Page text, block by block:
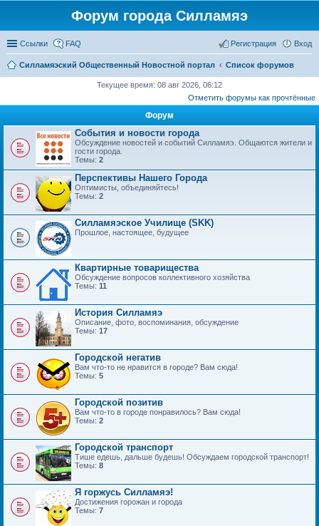
Форум города Силламяэ
Ссылки FAQ Вход
Регистрация
Силламяэский Общественный Новостной портал Список форумов
Текущее время: 08 авг 2026, 06:12
Отметить форумы как прочтённые
Форум
События и новости города
Обсуждение новостей и событий Силламяэ. Общаются жители и
гости города.
Темы: 2
Перспективы Нашего Города
Оптимисты, объединяйтесь!
Темы: 2
Силламяэское Училище (SKK)
Прошлое, настоящее, будущее
Квартирные товарищества
Обсуждение вопросов коллективного хозяйства
Темы: 11
История Силламяэ
Описание, фото, воспоминания, обсуждение
Темы: 17
Городской негатив
Вам что-то не нравится в городе? Вам сюда!
Темы: 5
Городской позитив
Вам что-то в городе понравилось? Вам сюда!
Темы: 2
Городской транспорт
Тише едешь, дальше будешь! Обсуждаем городской транспорт!
Темы: 8
Я горжусь Силламяэ!
Достижения горожан и города
Темы: 7